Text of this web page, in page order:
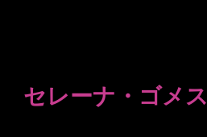
セレーナ・ゴメス